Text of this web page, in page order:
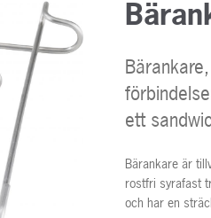
ett
Bärankare är
rostfri syrafast
och har en